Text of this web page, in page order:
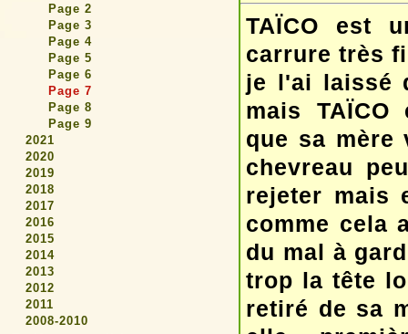
Page 2
Page 3
Page 4
Page 5
Page 6
Page 7
Page 8
Page 9
2021
2020
2019
2018
2017
2016
2015
2014
2013
2012
2011
2008-2010
TAÏCO est
carrure très
je l'ai laissé
mais
que sa mère
chevreau
rejeter mais
comme cela
du mal à
trop la tête
retiré de sa